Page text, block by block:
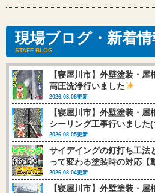
現場ブログ・新着情
STAFF BLOG
【寝屋川市】外壁塗装・
高圧洗浄行いました
2026.08.06更新
【寝屋川市】外壁塗装・
シーリング工事行いました
2026.08.05更新
サイデイングの釘打ち工法
って変わる塗装時の対応【
2026.08.04更新
【寝屋川市】外壁塗装・